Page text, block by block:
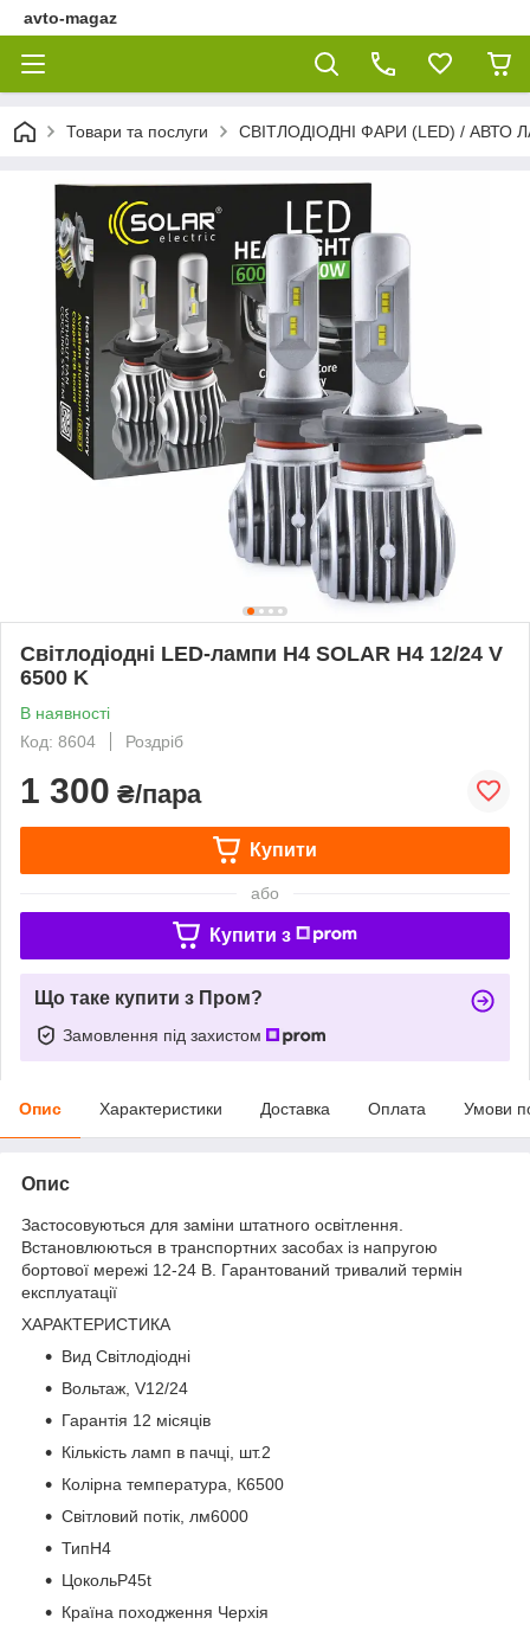
avto-magaz
Товари та послуги СВІТЛОДІОДНІ ФАРИ (LED) / АВТО
Світлодіодні LED-лампи H4 SOLAR H4 12/24 V
6500 K
В наявності
Код: 8604
Роздріб
1 300 ₴/пара
Купити
або
Купити з
Що таке купити з Пром?
Замовлення під захистом
Опис Характеристики Доставка Оплата Умови
Опис
Застосовуються для заміни штатного освітлення.
Встановлюються в транспортних засобах із напругою
бортової мережі 12-24 В. Гарантований тривалий термін
експлуатації
ХАРАКТЕРИСТИКА
Вид Світлодіодні
Вольтаж, V12/24
Гарантія 12 місяців
Кількість ламп в пачці, шт.2
Колірна температура, К6500
Світловий потік, лм6000
ТипH4
ЦокольP45t
Країна походження Черхія